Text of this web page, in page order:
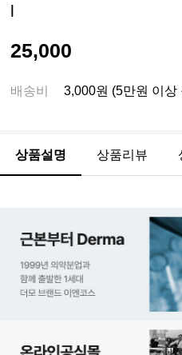
l
25,000
배송비 3,000원 (5만원 이상
상품설명 상품리뷰